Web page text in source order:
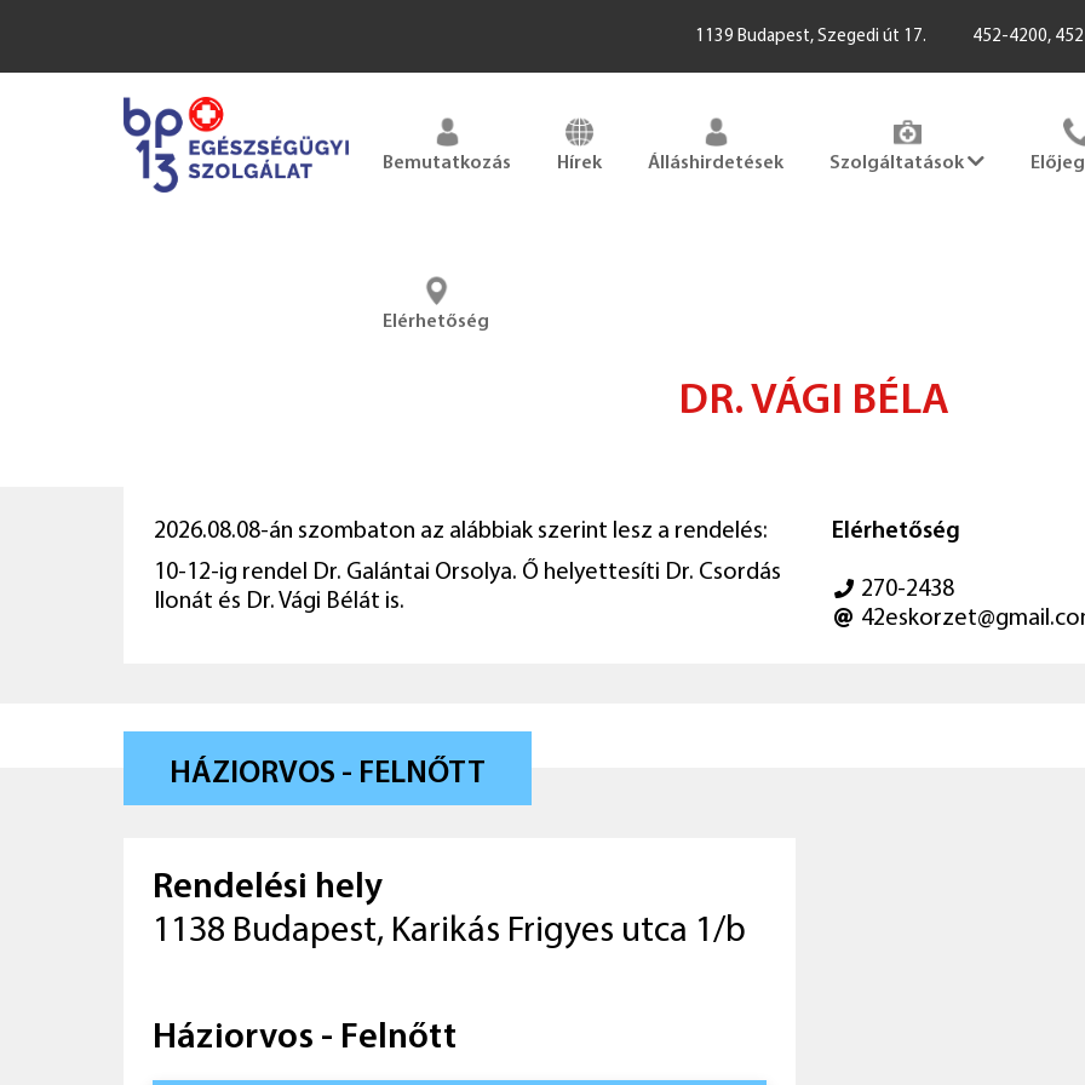
1139 Budapest, Szegedi út 17. 452-4200,
Bemutatkozás Hírek Álláshirdetések Szolgáltatások
Elérhetőség
DR. VÁGI BÉLA
2026.08.08-án szombaton az alábbiak szerint lesz a rendelés:
10-12-ig rendel Dr. Galántai Orsolya. Ő helyettesíti Dr. Csordás
Ilonát és Dr. Vági Bélát is.
Elérhetőség
270-2438
HÁZIORVOS - FELNŐTT
Rendelési hely
1138 Budapest, Karikás Frigyes utca 1/b
Háziorvos - Felnőtt